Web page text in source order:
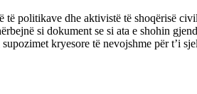
politikave dhe aktivistë të shoqërisë
si dokument se si ata e shohin
kryesore të nevojshme për t’i